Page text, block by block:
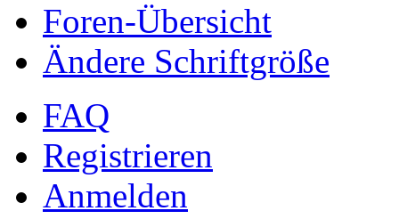
Foren-Übersicht
Ändere Schriftgröße
FAQ
Registrieren
Anmelden